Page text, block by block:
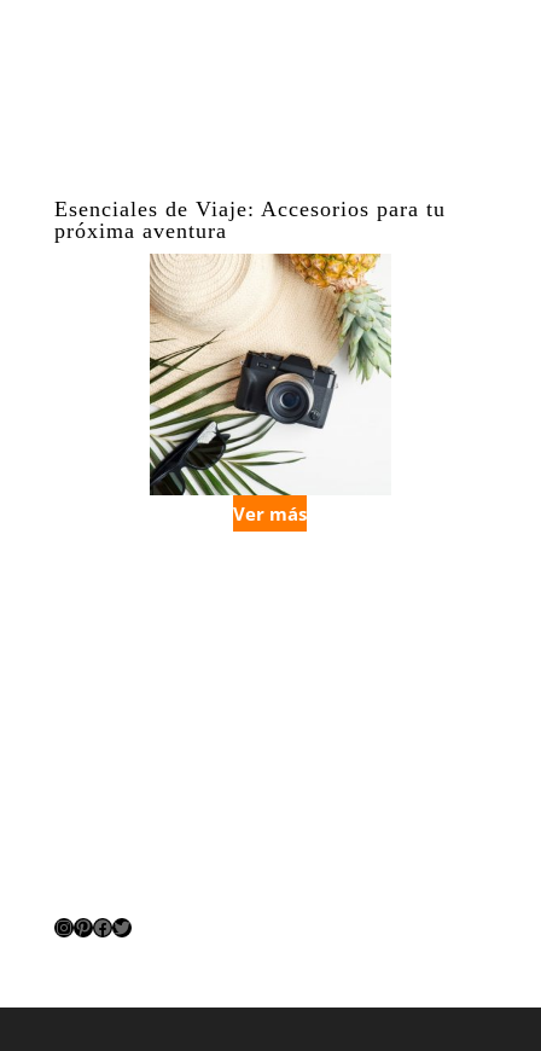
Esenciales de Viaje: Accesorios para tu
próxima aventura
Ver más
Instagram
Pinterest
Facebook
Twitter